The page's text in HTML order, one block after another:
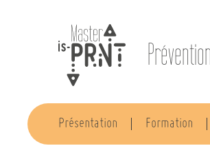
Présentation Formation